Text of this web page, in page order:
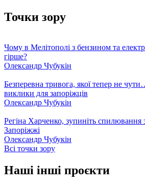
Точки зору
Чому в Мелітополі з бензином та
гірше?
Олександр Чубукін
Безперевна тривога, якої тепер не
виклики для запоріжців
Олександр Чубукін
Регіна Харченко, зупиніть спилювання
Запоріжжі
Олександр Чубукін
Всі точки зору
Наші інші проєкти